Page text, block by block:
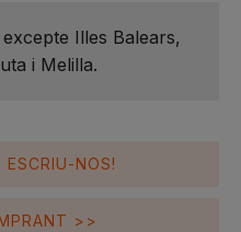
Illes Balears,
i Melilla.
ESCRIU-NOS!
>>